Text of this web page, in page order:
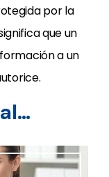
por la
que un
a un